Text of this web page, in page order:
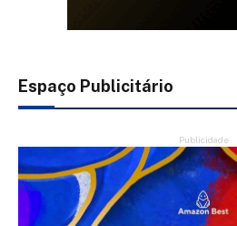
Espaço Publicitário
Publicidade